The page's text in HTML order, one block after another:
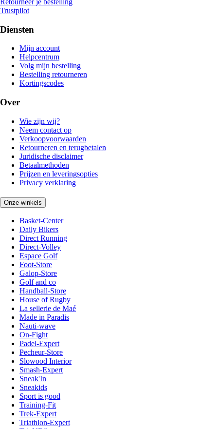
Retourneer je bestelling
Trustpilot
Diensten
Mijn account
Helpcentrum
Volg mijn bestelling
Bestelling retourneren
Kortingscodes
Over
Wie zijn wij?
Neem contact op
Verkoopvoorwaarden
Retourneren en terugbetalen
Juridische disclaimer
Betaalmethoden
Prijzen en leveringsopties
Privacy verklaring
Onze winkels
Basket-Center
Daily Bikers
Direct Running
Direct-Volley
Espace Golf
Foot-Store
Galop-Store
Golf and co
Handball-Store
House of Rugby
La sellerie de Maé
Made in Paradis
Nauti-wave
On-Fight
Padel-Expert
Pecheur-Store
Slowood Interior
Smash-Expert
Sneak'In
Sneakids
Sport is good
Training-Fit
Trek-Expert
Triathlon-Expert